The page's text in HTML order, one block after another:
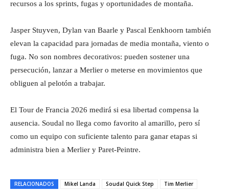
recursos a los sprints, fugas y oportunidades de montaña.
Jasper Stuyven, Dylan van Baarle y Pascal Eenkhoorn también
elevan la capacidad para jornadas de media montaña, viento o
fuga. No son nombres decorativos: pueden sostener una
persecución, lanzar a Merlier o meterse en movimientos que
obliguen al pelotón a trabajar.
El Tour de Francia 2026 medirá si esa libertad compensa la
ausencia. Soudal no llega como favorito al amarillo, pero sí
como un equipo con suficiente talento para ganar etapas si
administra bien a Merlier y Paret-Peintre.
RELACIONADOS Mikel Landa Soudal Quick Step Tim Merlier